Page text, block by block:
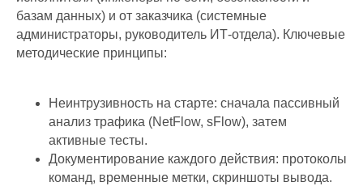
базам данных) и от заказчика (системные
администраторы, руководитель ИТ-отдела). Ключевые
методические принципы:
Неинтрузивность на старте: сначала пассивный
анализ трафика (NetFlow, sFlow), затем
активные тесты.
Документирование каждого действия: протоколы
команд, временные метки, скриншоты вывода.